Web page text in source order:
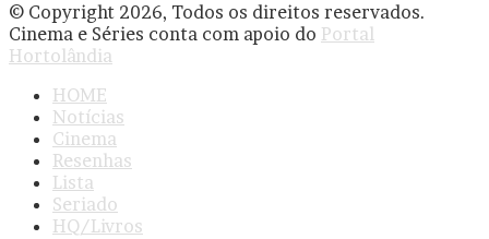
© Copyright 2026, Todos os direitos reservados.
Cinema e Séries conta com apoio do Portal
Hortolândia
HOME
Notícias
Cinema
Resenhas
Lista
Seriado
HQ/Livros